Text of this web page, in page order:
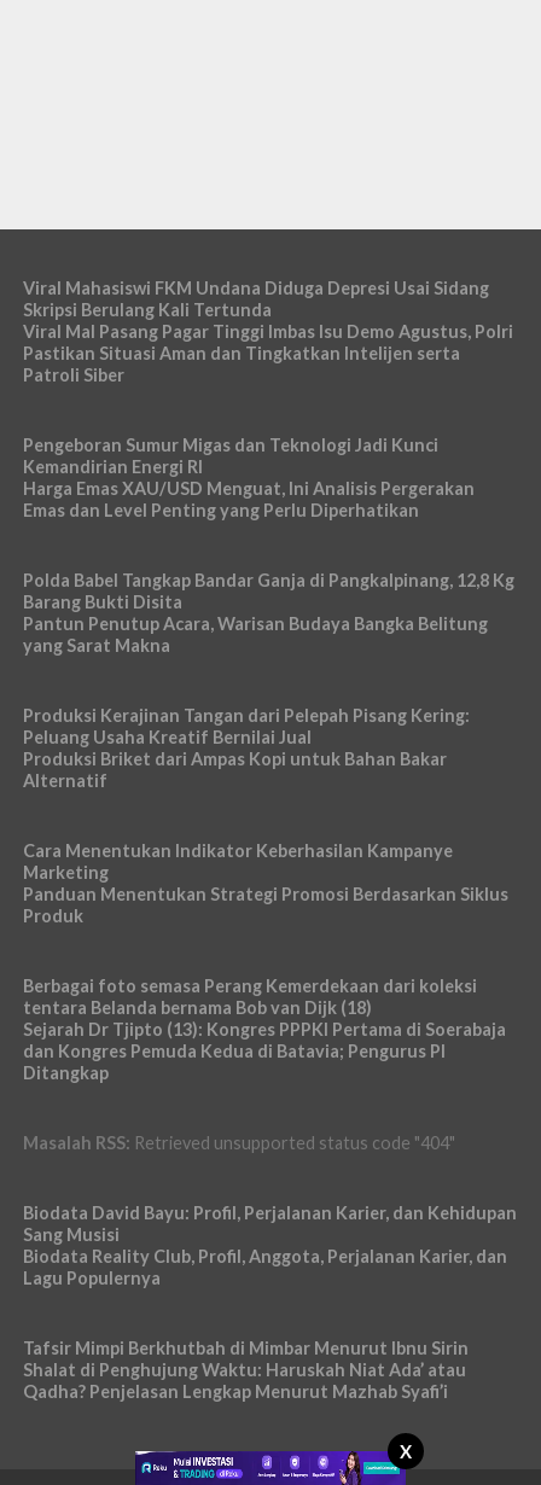
X
Viral Mahasiswi FKM Undana Diduga Depresi Usai Sidang
Skripsi Berulang Kali Tertunda
Viral Mal Pasang Pagar Tinggi Imbas Isu Demo Agustus, Polri
Pastikan Situasi Aman dan Tingkatkan Intelijen serta
Patroli Siber
Pengeboran Sumur Migas dan Teknologi Jadi Kunci
Kemandirian Energi RI
Harga Emas XAU/USD Menguat, Ini Analisis Pergerakan
Emas dan Level Penting yang Perlu Diperhatikan
Polda Babel Tangkap Bandar Ganja di Pangkalpinang, 12,8 Kg
Barang Bukti Disita
Pantun Penutup Acara, Warisan Budaya Bangka Belitung
yang Sarat Makna
Produksi Kerajinan Tangan dari Pelepah Pisang Kering:
Peluang Usaha Kreatif Bernilai Jual
Produksi Briket dari Ampas Kopi untuk Bahan Bakar
Alternatif
Cara Menentukan Indikator Keberhasilan Kampanye
Marketing
Panduan Menentukan Strategi Promosi Berdasarkan Siklus
Produk
Berbagai foto semasa Perang Kemerdekaan dari koleksi
tentara Belanda bernama Bob van Dijk (18)
Sejarah Dr Tjipto (13): Kongres PPPKI Pertama di Soerabaja
dan Kongres Pemuda Kedua di Batavia; Pengurus PI
Ditangkap
Masalah RSS: Retrieved unsupported status code "404"
Biodata David Bayu: Profil, Perjalanan Karier, dan Kehidupan
Sang Musisi
Biodata Reality Club, Profil, Anggota, Perjalanan Karier, dan
Lagu Populernya
Tafsir Mimpi Berkhutbah di Mimbar Menurut Ibnu Sirin
Shalat di Penghujung Waktu: Haruskah Niat Ada’ atau
Qadha? Penjelasan Lengkap Menurut Mazhab Syafi’i